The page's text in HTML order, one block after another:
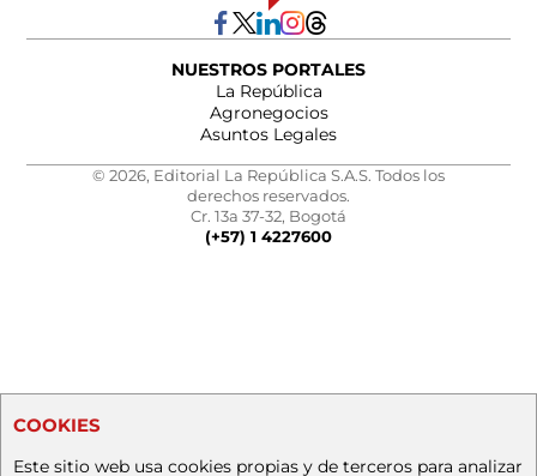
NUESTROS PORTALES
La República
Agronegocios
Asuntos Legales
© 2026, Editorial La República S.A.S. Todos los
derechos reservados.
Cr. 13a 37-32, Bogotá
(+57) 1 4227600
COOKIES
Este sitio web usa cookies propias y de terceros para analizar